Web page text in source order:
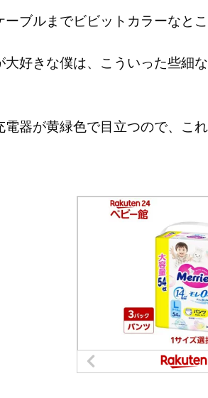
ブルまでビビットカラーなとこ
大好きな僕は、こういった些細
器が黄緑色で目立つので、これ